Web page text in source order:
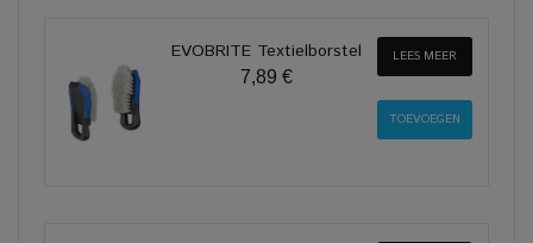
EVOBRITE Textielborstel
7,89 €
LEES MEER